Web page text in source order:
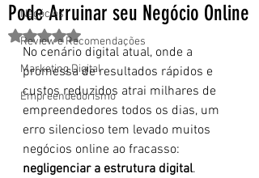
Negócios
Review e Recomendações
Marketing Digital
Empreendedorismo
Pode Arruinar seu Negócio Online
Avaliado com NaN de 5 estrelas.
No cenário digital atual, onde a
promessa de resultados rápidos e
custos reduzidos atrai milhares de
empreendedores todos os dias, um
erro silencioso tem levado muitos
negócios online ao fracasso:
negligenciar a estrutura digital.